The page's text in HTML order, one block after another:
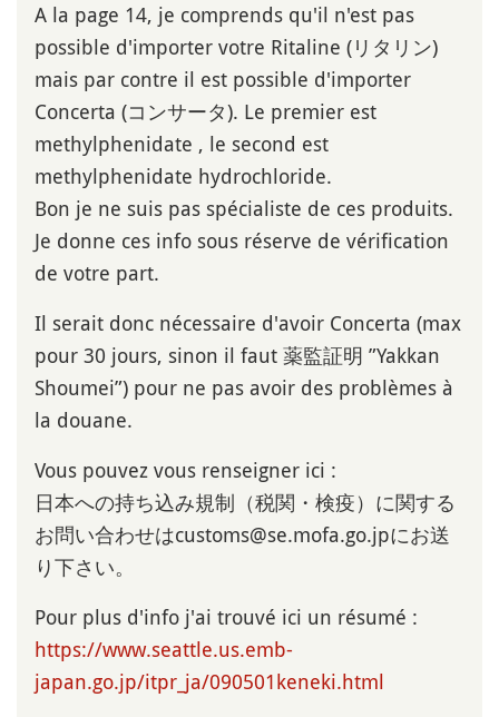
A la page 14, je comprends qu'il n'est pas
possible d'importer votre Ritaline (リタリン)
mais par contre il est possible d'importer
Concerta (コンサータ). Le premier est
methylphenidate , le second est
methylphenidate hydrochloride.
Bon je ne suis pas spécialiste de ces produits.
Je donne ces info sous réserve de vérification
de votre part.
Il serait donc nécessaire d'avoir Concerta (max
pour 30 jours, sinon il faut 薬監証明 ”Yakkan
Shoumei”) pour ne pas avoir des problèmes à
la douane.
Vous pouvez vous renseigner ici :
日本への持ち込み規制（税関・検疫）に関する
お問い合わせはcustoms@se.mofa.go.jpにお送
り下さい。
Pour plus d'info j'ai trouvé ici un résumé :
https://www.seattle.us.emb-
japan.go.jp/itpr_ja/090501keneki.html